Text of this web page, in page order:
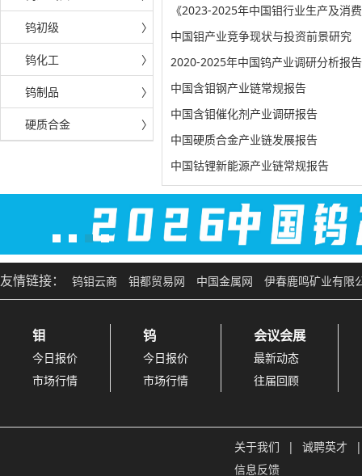
钨初级 〉
钨化工 〉
钨制品 〉
硬质合金 〉
《2023-2025年中国钼行业生产及消
中国钼产业竞争现状与投资前景研究
2020-2025年中国钨产业调研分析报告
中国含钼钢产业链常规报告
中国含钼催化剂产业调研报告
中国硬质合金产业链发展报告
中国钴锂新能源产业链常规报告
友情链接： 钨钼云商 钼都贸易网 中国金属网 伊春鹿鸣矿业有限
钼
今日报价
市场行情
钨
今日报价
市场行情
会议会展
最新动态
往届回顾
关于我们 | 诚聘英才
|
信息反馈